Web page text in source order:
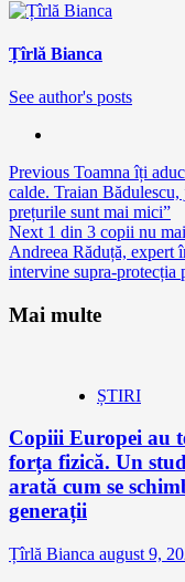
Țîrlă Bianca
See author's posts
Continue
Reading
Previous Toamna îți
calde. Traian
prețurile sunt mai mici”
Next 1 din 3 copii nu
Andreea Răduță, expert
intervine supra-protecția
Mai multe
ȘTIRI
Copiii Europei au
forța fizică. Un
arată cum se
generații
Țîrlă Bianca august 9,